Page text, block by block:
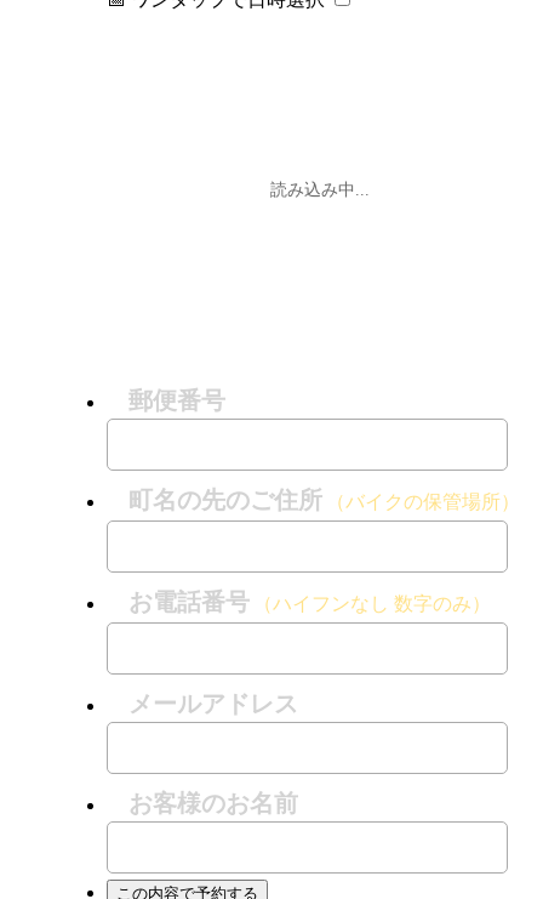
読み込み中...
郵便番号
町名の先のご住所 （バイクの保管場所）
お電話番号 （ハイフンなし 数字のみ）
メールアドレス
お客様のお名前